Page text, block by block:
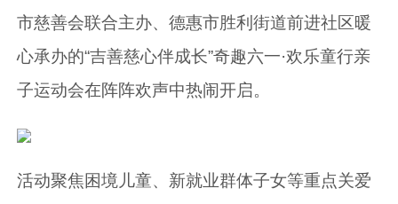
市慈善会联合主办、德惠市胜利街道前进社区暖
心承办的“吉善慈心伴成长”奇趣六一·欢乐童行亲
子运动会在阵阵欢声中热闹开启。
活动聚焦困境儿童、新就业群体子女等重点关爱